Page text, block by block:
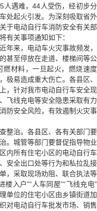
人遇难，44人受伤，经初步分
处起火引发。为深刻吸取省外
于电动自行车消防安全有关部
有关事项通知如下：
年来，电动车火灾事故频发，
甚至停放在走道、楼梯间等公
燃材料，一旦起火，燃烧速度
极易造成重大伤亡。各县区、
，针对我市电动自行车安全现
飞线充电等安全隐患采取有力
防安全风险，有效遏制火灾事
整治。各县区、各有关部门要
。城管等部门要督促指导物业
内所有住宅小区的电动自行车
安全出口处等行为和私拉乱接
，采取现场劝阻、联合执法等
入户”“人车同屋”“飞线充电”
单位的住宅小区由乡镇街道加
对电动自行车批发市场、销售